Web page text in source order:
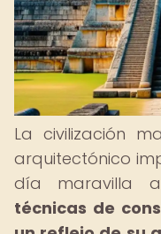
La civilización
arquitectónico
día maravilla
técnicas de